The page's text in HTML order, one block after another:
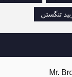
Mr.
تنگستن